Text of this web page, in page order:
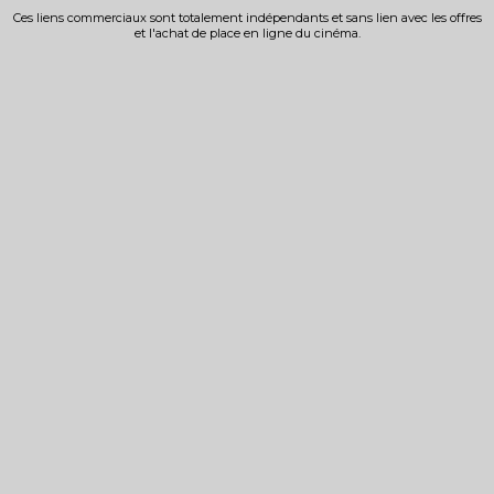
Ces liens commerciaux sont totalement indépendants et sans lien avec les offres
et l'achat de place en ligne du cinéma.